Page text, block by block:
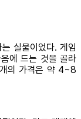
실물이었다. 게임
에 드는 것을 골라
의 가격은 약 4~8